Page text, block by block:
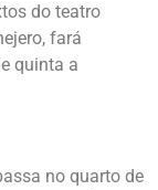
do teatro
fará
quinta a
no quarto de